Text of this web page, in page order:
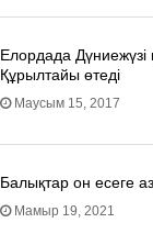
Елордада Дүниежүзі
Құрылтайы өтеді
Маусым 15, 2017
Балықтар он есеге
Мамыр 19, 2021